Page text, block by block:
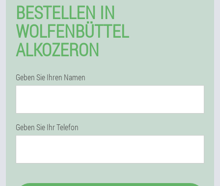
BESTELLEN IN
WOLFENBÜTTEL
ALKOZERON
Geben Sie Ihren Namen
Geben Sie Ihr Telefon